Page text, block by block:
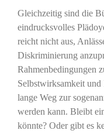
Gleichzeitig sind die
eindrucksvolles
reicht nicht aus,
Diskriminierung
Rahmenbedingungen
Selbstwirksamkeit
lange Weg zur
werden kann. Bleibt
könnte? Oder gibt es